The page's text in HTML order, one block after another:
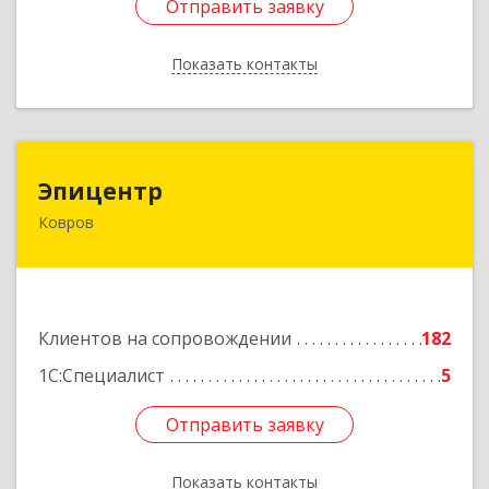
Отправить заявку
Показать контакты
Отправить заявку
Назад
Эпицентр
Ковров
Клиентов на сопровождении
182
1С:Специалист
5
Отправить заявку
Показать контакты
601900, Владимирская обл, Ковров г, Барсукова
Отправить заявку
Назад